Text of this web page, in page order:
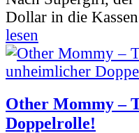
Dollar in die
lesen
Other Mommy –
Doppelrolle!